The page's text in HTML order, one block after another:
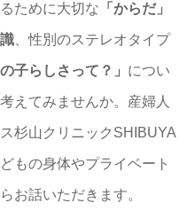
ために大切な 「からだ」
、性別のステレオタイプ
子らしさって？」 につい
えてみませんか。産婦人
杉山クリニックSHIBUYA
もの身体やプライベート
お話いただきます。